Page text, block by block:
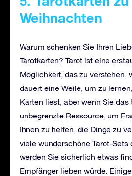
Weihnachten
Warum schenken Sie Ihren
Tarotkarten? Tarot ist eine
Möglichkeit, das zu verstehen,
dauert eine Weile, um zu
Karten liest, aber wenn Sie das
unbegrenzte Ressource, um
Ihnen zu helfen, die Dinge zu
viele wunderschöne Tarot-Sets
werden Sie sicherlich etwas
Empfänger lieben würde.